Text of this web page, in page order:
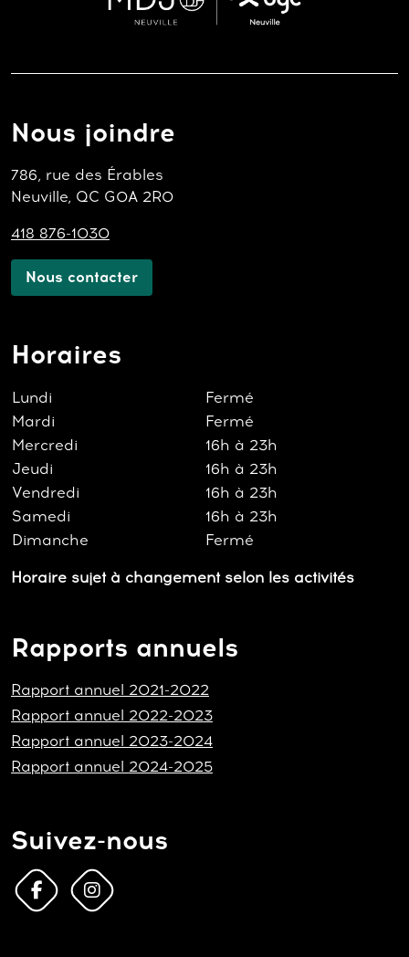
Nous joindre
786, rue des Érables
Neuville, QC G0A 2R0
418 876-1030
Nous contacter
Horaires
Lundi
Fermé
Mardi
Fermé
Mercredi
16h à 23h
Jeudi
16h à 23h
Vendredi
16h à 23h
Samedi
16h à 23h
Dimanche
Fermé
Horaire sujet à changement selon les activités
Rapports annuels
Rapport annuel 2021-2022
Rapport annuel 2022-2023
Rapport annuel 2023-2024
Rapport annuel 2024-2025
Suivez-nous